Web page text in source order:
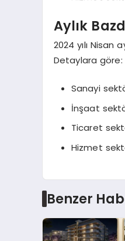
Aylık
2024 yılı Nisan
Detaylara göre:
Sanayi
İnşaat
Ticaret
Hizmet
Benzer